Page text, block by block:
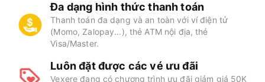
Đa dạng hình thức thanh toán
Thanh toán đa dạng và an toàn với ví điện tử
(Momo, Zalopay...), thẻ ATM nội địa, thẻ
Visa/Master.
Luôn đặt được các vé ưu đãi
Vexere đang có chương trình ưu đãi giảm giá 50K